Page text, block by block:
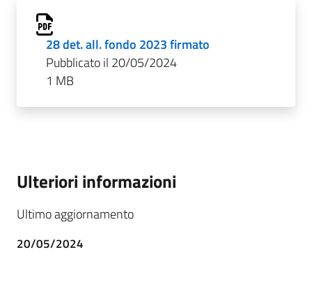
28 det. all. fondo 2023 firmato
Pubblicato il 20/05/2024
1 MB
Ulteriori informazioni
Ultimo aggiornamento
20/05/2024